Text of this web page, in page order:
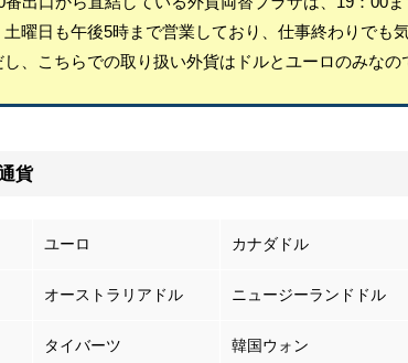
土曜日も午後5時まで営業しており、仕事終わりでも
、こちらでの取り扱い外貨はドルとユーロのみなの
貨
ユーロ カナダドル
オーストラリアドル ニュージーランドドル
タイバーツ 韓国ウォン